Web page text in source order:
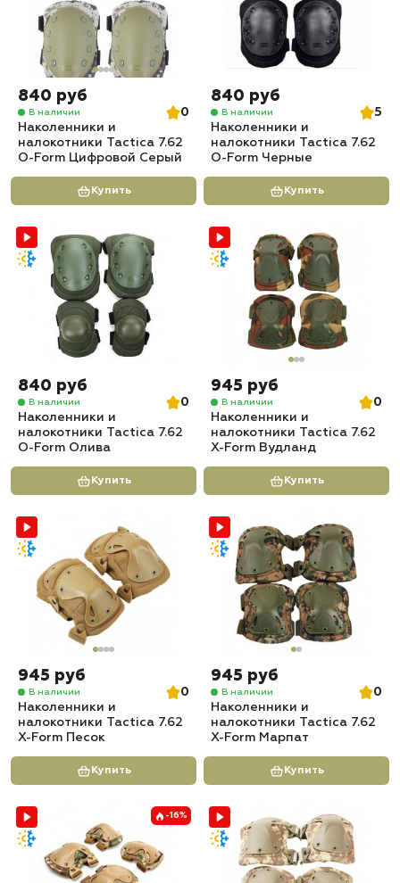
840 руб
В наличии
0
Наколенники и
налокотники Tactica 7.62
O-Form Цифровой Серый
Купить
840 руб
В наличии
5
Наколенники и
налокотники Tactica 7.62
O-Form Черные
Купить
840 руб
В наличии
0
Наколенники и
налокотники Tactica 7.62
O-Form Олива
Купить
945 руб
В наличии
0
Наколенники и
налокотники Tactica 7.62
X-Form Вудланд
Купить
945 руб
В наличии
0
Наколенники и
налокотники Tactica 7.62
X-Form Песок
Купить
945 руб
В наличии
0
Наколенники и
налокотники Tactica 7.62
X-Form Марпат
Купить
-16%